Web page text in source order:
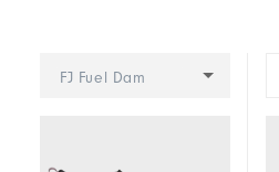
FJ Fuel Dam